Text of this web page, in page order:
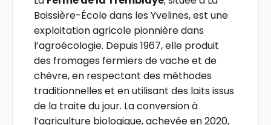
Boissière-École dans les Yvelines, est une
exploitation agricole pionnière dans
l’agroécologie. Depuis 1967, elle produit
des fromages fermiers de vache et de
chèvre, en respectant des méthodes
traditionnelles et en utilisant des laits issus
de la traite du jour. La conversion à
l’agriculture biologique, achevée en 2020,